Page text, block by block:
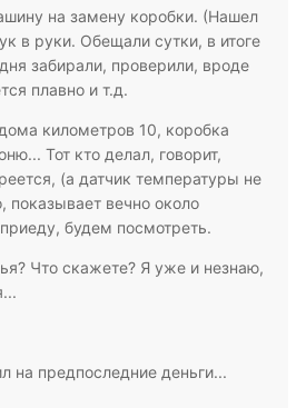
на замену коробки. (Нашел
в руки. Обещали сутки, в итоге
забирали, проверили, вроде
плавно и т.д.
километров 10, коробка
Тот кто делал, говорит,
(а датчик температуры не
показывает вечно около
будем посмотреть.
Что скажете? Я уже и незнаю,
на предпоследние деньги...